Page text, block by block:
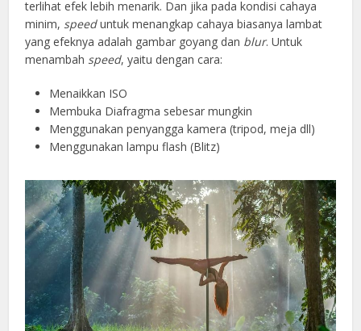
terlihat efek lebih menarik. Dan jika pada kondisi cahaya
minim, speeduntuk menangkap cahaya biasanya lambat
yang efeknya adalah gambar goyang dan blur. Untuk
menambah speed, yaitu dengan cara:
Menaikkan ISO
Membuka Diafragma sebesar mungkin
Menggunakan penyangga kamera (tripod, meja dll)
Menggunakan lampu flash (Blitz)